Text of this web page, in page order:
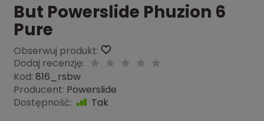
But Powerslide Phuzion 6
Pure
Obserwuj produkt:
Dodaj recenzję:
Kod: 816_rsbw
Producent: Powerslide
Dostępność:
Tak